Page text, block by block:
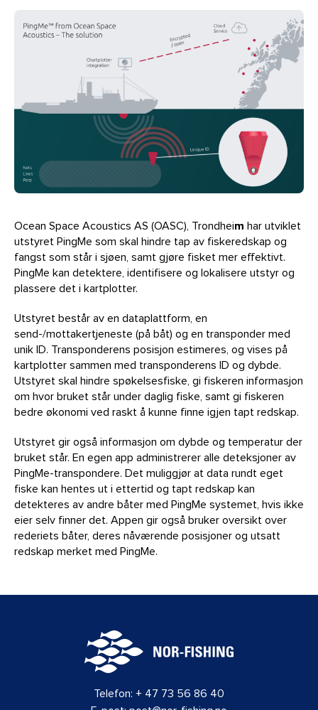
Ocean Space Acoustics AS (OASC), Trondheim har utviklet
utstyret PingMe som skal hindre tap av fiskeredskap og
fangst som står i sjøen, samt gjøre fisket mer effektivt.
PingMe kan detektere, identifisere og lokalisere utstyr og
plassere det i kartplotter.
Utstyret består av en dataplattform, en
send-/mottakertjeneste (på båt) og en transponder med
unik ID. Transponderens posisjon estimeres, og vises på
kartplotter sammen med transponderens ID og dybde.
Utstyret skal hindre spøkelsesfiske, gi fiskeren informasjon
om hvor bruket står under daglig fiske, samt gi fiskeren
bedre økonomi ved raskt å kunne finne igjen tapt redskap.
Utstyret gir også informasjon om dybde og temperatur der
bruket står. En egen app administrerer alle deteksjoner av
PingMe-transpondere. Det muliggjør at data rundt eget
fiske kan hentes ut i ettertid og tapt redskap kan
detekteres av andre båter med PingMe systemet, hvis ikke
eier selv finner det. Appen gir også bruker oversikt over
rederiets båter, deres nåværende posisjoner og utsatt
redskap merket med PingMe.
Telefon: + 47 73 56 86 40